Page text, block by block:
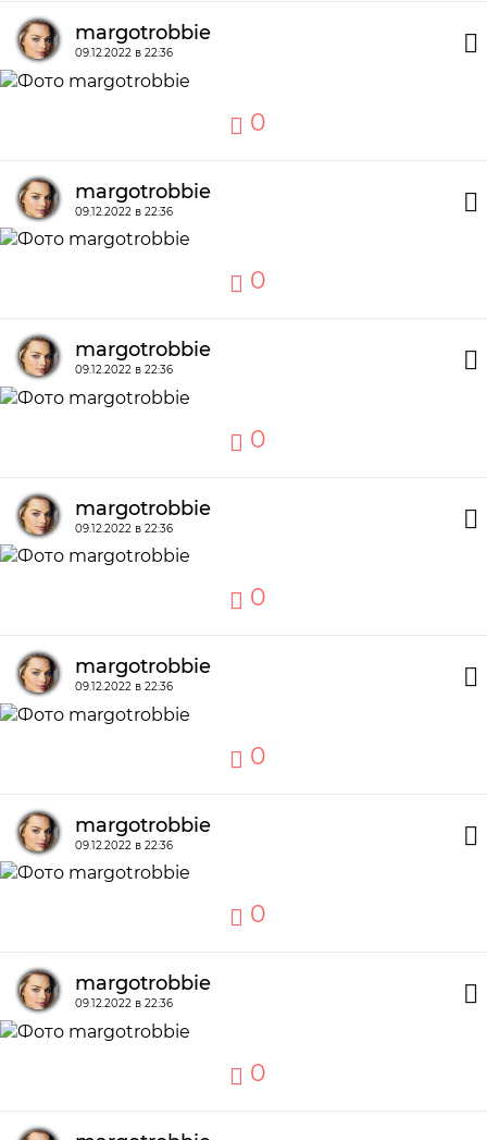
margotrobbie
09.12.2022 в 22:36
0
margotrobbie
09.12.2022 в 22:36
0
margotrobbie
09.12.2022 в 22:36
0
margotrobbie
09.12.2022 в 22:36
0
margotrobbie
09.12.2022 в 22:36
0
margotrobbie
09.12.2022 в 22:36
0
margotrobbie
09.12.2022 в 22:36
0